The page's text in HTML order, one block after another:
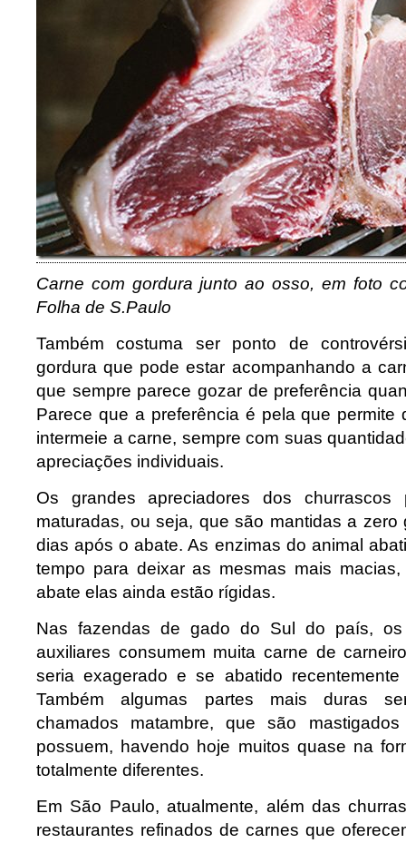
Carne com gordura junto ao osso, em foto
Folha de S.Paulo
Também costuma ser ponto de
gordura que pode estar acompanhando a
que sempre parece gozar de preferência
Parece que a preferência é pela que permite
intermeie a carne, sempre com suas
apreciações individuais.
Os grandes apreciadores dos churrascos
maturadas, ou seja, que são mantidas a
dias após o abate. As enzimas do animal
tempo para deixar as mesmas mais
abate elas ainda estão rígidas.
Nas fazendas de gado do Sul do país,
auxiliares consumem muita carne de
seria exagerado e se abatido
Também algumas partes mais duras
chamados matambre, que são
possuem, havendo hoje muitos quase na
totalmente diferentes.
Em São Paulo, atualmente, além das
restaurantes refinados de carnes que